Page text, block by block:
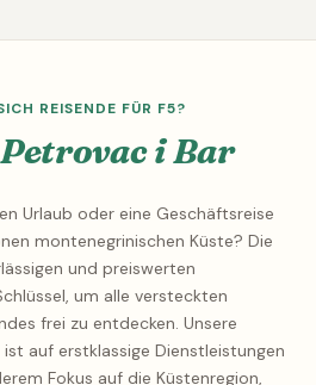
REISENDE FÜR F5?
Petrovac i Bar
Urlaub oder eine Geschäftsreise
montenegrinischen Küste? Die
und preiswerten
um alle versteckten
frei zu entdecken. Unsere
ist auf erstklassige Dienstleistungen
Fokus auf die Küstenregion,